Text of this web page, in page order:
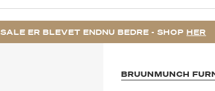
SALE ER BLEVET ENDNU BEDRE - SHOP HER
BRUUNMUNCH